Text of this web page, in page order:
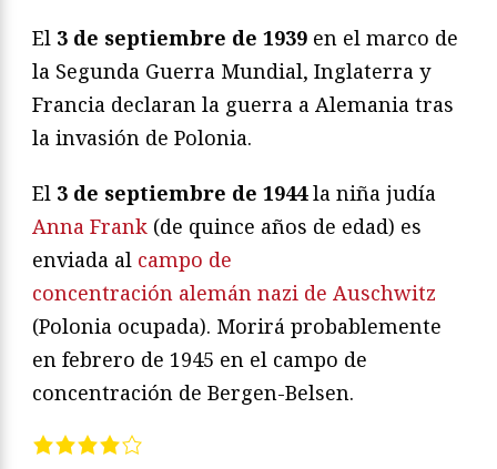
El 3 de septiembre de 1939 en el marco de
la Segunda Guerra Mundial, Inglaterra y
Francia declaran la guerra a Alemania tras
la invasión de Polonia.
El 3 de septiembre de 1944la niña judía
Anna Frank (de quince años de edad) es
enviada al campo de
concentración alemán nazi de Auschwitz
(Polonia ocupada). Morirá probablemente
en febrero de 1945 en el campo de
concentración de Bergen-Belsen.